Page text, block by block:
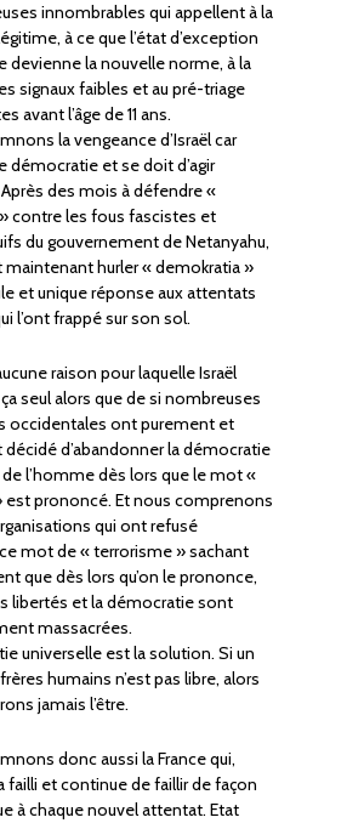
innombrables qui appellent à la
à ce que l’état d’exception
devienne la nouvelle norme, à la
signaux faibles et au pré-triage
avant l’âge de 11 ans.
la vengeance d’Israël car
démocratie et se doit d’agir
des mois à défendre «
contre les fous fascistes et
du gouvernement de Netanyahu,
maintenant hurler « demokratia »
et unique réponse aux attentats
l’ont frappé sur son sol.
raison pour laquelle Israël
seul alors que de si nombreuses
occidentales ont purement et
d’abandonner la démocratie
l’homme dès lors que le mot «
est prononcé. Et nous comprenons
qui ont refusé
mot de « terrorisme » sachant
que dès lors qu’on le prononce,
libertés et la démocratie sont
massacrées.
universelle est la solution. Si un
humains n’est pas libre, alors
jamais l’être.
donc aussi la France qui,
failli et continue de faillir de façon
à chaque nouvel attentat. Etat